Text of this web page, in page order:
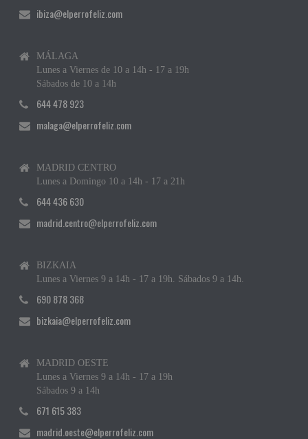
ibiza@elperrofeliz.com
MÁLAGA
Lunes a Viernes de 10 a 14h - 17 a 19h
Sábados de 10 a 14h
644 478 923
malaga@elperrofeliz.com
MADRID CENTRO
Lunes a Domingo 10 a 14h - 17 a 21h
644 436 630
madrid.centro@elperrofeliz.com
BIZKAIA
Lunes a Viernes 9 a 14h - 17 a 19h. Sábados 9 a 14h.
690 878 368
bizkaia@elperrofeliz.com
MADRID OESTE
Lunes a Viernes 9 a 14h - 17 a 19h
Sábados 9 a 14h
671 615 383
madrid.oeste@elperrofeliz.com